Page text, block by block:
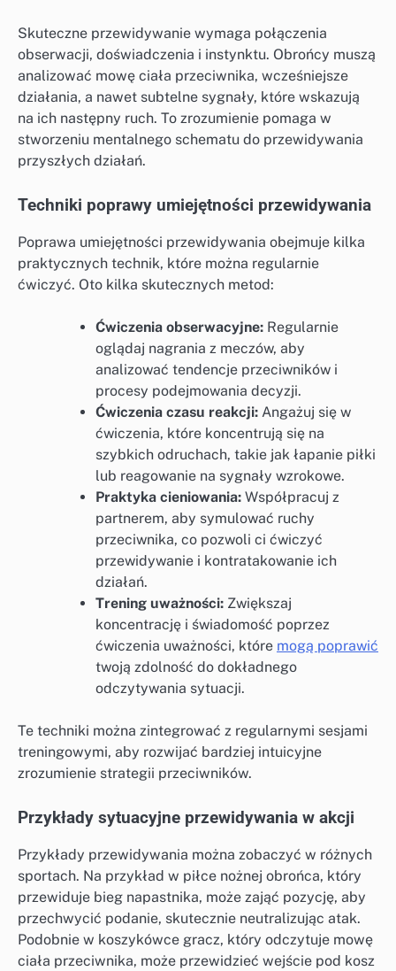
Skuteczne przewidywanie wymaga połączenia
obserwacji, doświadczenia i instynktu. Obrońcy muszą
analizować mowę ciała przeciwnika, wcześniejsze
działania, a nawet subtelne sygnały, które wskazują
na ich następny ruch. To zrozumienie pomaga w
stworzeniu mentalnego schematu do przewidywania
przyszłych działań.
Techniki poprawy umiejętności przewidywania
Poprawa umiejętności przewidywania obejmuje kilka
praktycznych technik, które można regularnie
ćwiczyć. Oto kilka skutecznych metod:
Ćwiczenia obserwacyjne: Regularnie
oglądaj nagrania z meczów, aby
analizować tendencje przeciwników i
procesy podejmowania decyzji.
Ćwiczenia czasu reakcji: Angażuj się w
ćwiczenia, które koncentrują się na
szybkich odruchach, takie jak łapanie piłki
lub reagowanie na sygnały wzrokowe.
Praktyka cieniowania: Współpracuj z
partnerem, aby symulować ruchy
przeciwnika, co pozwoli ci ćwiczyć
przewidywanie i kontratakowanie ich
działań.
Trening uważności: Zwiększaj
koncentrację i świadomość poprzez
ćwiczenia uważności, które mogą poprawić
twoją zdolność do dokładnego
odczytywania sytuacji.
Te techniki można zintegrować z regularnymi sesjami
treningowymi, aby rozwijać bardziej intuicyjne
zrozumienie strategii przeciwników.
Przykłady sytuacyjne przewidywania w akcji
Przykłady przewidywania można zobaczyć w różnych
sportach. Na przykład w piłce nożnej obrońca, który
przewiduje bieg napastnika, może zająć pozycję, aby
przechwycić podanie, skutecznie neutralizując atak.
Podobnie w koszykówce gracz, który odczytuje mowę
ciała przeciwnika, może przewidzieć wejście pod kosz